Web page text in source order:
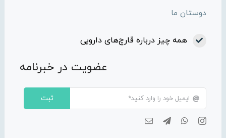
دوستان ما
همه چیز درباره قارچ‌های دارویی
عضویت در خبرنامه
ثبت